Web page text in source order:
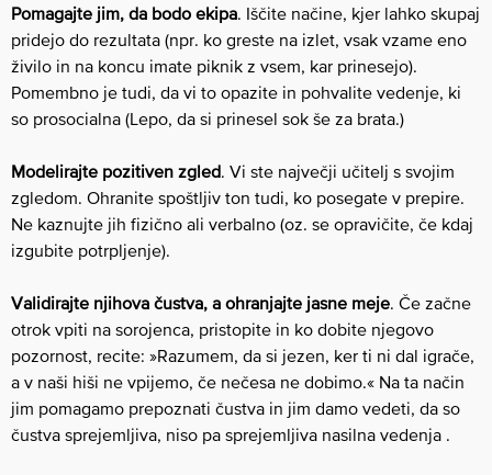
Pomagajte jim, da bodo ekipa. Iščite načine, kjer lahko skupaj
pridejo do rezultata (npr. ko greste na izlet, vsak vzame eno
živilo in na koncu imate piknik z vsem, kar prinesejo).
Pomembno je tudi, da vi to opazite in pohvalite vedenje, ki
so prosocialna (Lepo, da si prinesel sok še za brata.)
Modelirajte pozitiven zgled. Vi ste največji učitelj s svojim
zgledom. Ohranite spoštljiv ton tudi, ko posegate v prepire.
Ne kaznujte jih fizično ali verbalno (oz. se opravičite, če kdaj
izgubite potrpljenje).
Validirajte njihova čustva, a ohranjajte jasne meje. Če začne
otrok vpiti na sorojenca, pristopite in ko dobite njegovo
pozornost, recite: »Razumem, da si jezen, ker ti ni dal igrače,
a v naši hiši ne vpijemo, če nečesa ne dobimo.« Na ta način
jim pomagamo prepoznati čustva in jim damo vedeti, da so
čustva sprejemljiva, niso pa sprejemljiva nasilna vedenja .